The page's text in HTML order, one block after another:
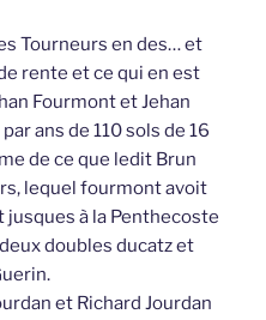
Tourneurs en des… et
rente et ce qui en est
Fourmont et Jehan
ans de 110 sols de 16
de ce que ledit Brun
lequel fourmont avoit
à la Penthecoste
doubles ducatz et
et Richard Jourdan